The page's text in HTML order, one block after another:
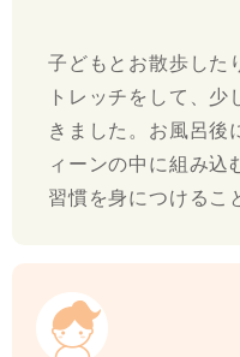
子どもとお散歩した
トレッチをして、
きました。お風呂後
ィーンの中に組み込
習慣を身につけるこ